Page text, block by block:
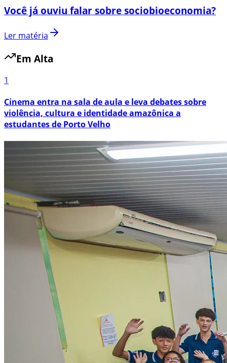
Você já ouviu falar sobre sociobioeconomia?
Ler matéria
Em Alta
1
Cinema entra na sala de aula e leva debates sobre
violência, cultura e identidade amazônica a
estudantes de Porto Velho